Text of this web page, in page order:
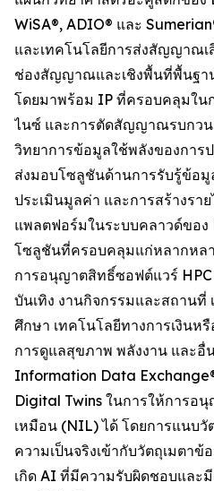
WiSA®, ADIO® และ
และเทคโนโลยีการส่งสัญญาณเ
ช่องสัญญาณและเชิงพื้นที่พื้นฐา
โดยมาพร้อม IP ที่ครอบคลุมในก
ไนซ์ และการตัดสัญญาณรบกว
วิทยาการข้อมูลใช้พลังของการ
ส่งมอบโซลูชันด้านการรับรู้ข้อมู
ประเมินมูลค่า และการสร้างรา
แพลตฟอร์มในระบบคลาวด์ขอ
โซลูชันที่ครอบคลุมแก่หลากหล
การอนุญาตสิทธิ์ซอฟต์แวร์
บันเทิง งานกิจกรรมและสถานที่
ศึกษา เทคโนโลยีทางการเงินห
การดูแลสุขภาพ พลังงาน และอื่
Information Data
Digital Twins ในการให้การอ
เหมือน (NIL) ได้ โดยการแนบ
ความเป็นจริงเข้ากับวัตถุเมตา
เกิด AI ที่มีความรับผิดชอบแล